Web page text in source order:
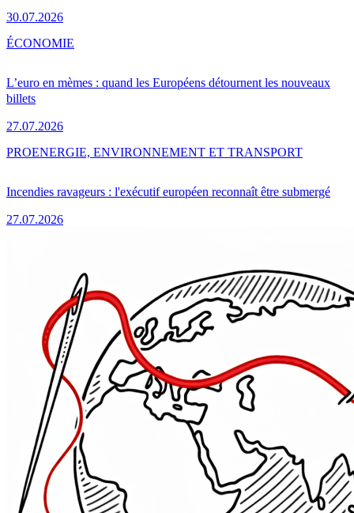
30.07.2026
L’euro en mèmes : quand les Européens détournent les nouveaux
billets
27.07.2026
ÉCONOMIE
Incendies ravageurs : l'exécutif européen reconnaît être submergé
27.07.2026
PROENERGIE, ENVIRONNEMENT ET TRANSPORT